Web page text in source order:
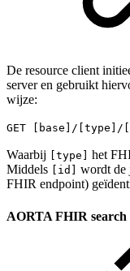
De resource client
server en gebruikt
wijze:
GET [base]/[type]/
Waarbij [type]
het
Middels
[id]
wordt de
FHIR endpoint)
AORTA FHIR search